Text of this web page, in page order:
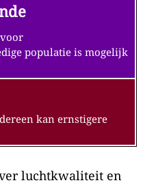
populatie is mogelijk
kan ernstigere
luchtkwaliteit en